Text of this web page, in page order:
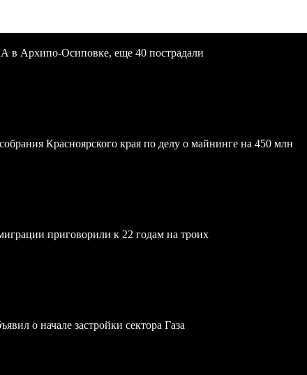
в Архипо-Осиповке, еще 40 пострадали
Красноярского края по делу о майнинге на 450 млн
приговорили к 22 годам на троих
о начале застройки сектора Газа